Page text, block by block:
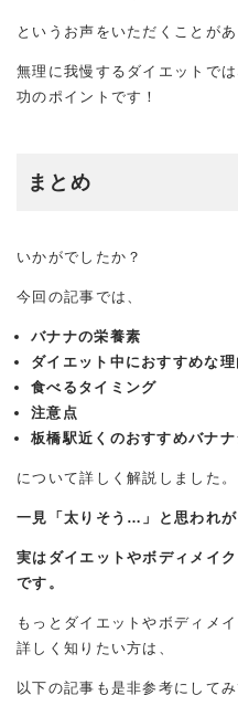
というお声をいただくことがあ
無理に我慢するダイエットでは
功のポイントです！
まとめ
いかがでしたか？
今回の記事では、
バナナの栄養素
ダイエット中におすすめな理
食べるタイミング
注意点
板橋駅近くのおすすめバナ
について詳しく解説しました。
一見「太りそう…」と思われが
実はダイエットやボディメイ
です。
もっとダイエットやボディメ
詳しく知りたい方は、
以下の記事も是非参考にしてみ